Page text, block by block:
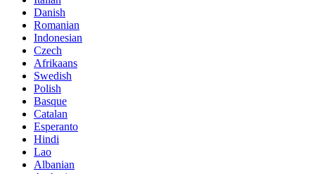
Danish
Romanian
Indonesian
Czech
Afrikaans
Swedish
Polish
Basque
Catalan
Esperanto
Hindi
Lao
Albanian